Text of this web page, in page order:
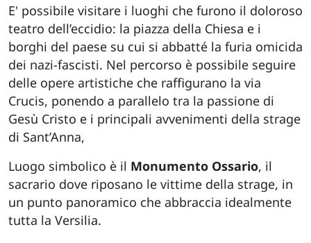
E' possibile visitare i luoghi che furono il doloroso
teatro dell’eccidio: la piazza della Chiesa e i
borghi del paese su cui si abbatté la furia omicida
dei nazi-fascisti. Nel percorso è possibile seguire
delle opere artistiche che raffigurano la via
Crucis, ponendo a parallelo tra la passione di
Gesù Cristo e i principali avvenimenti della strage
di Sant’Anna,
Luogo simbolico è il Monumento Ossario, il
sacrario dove riposano le vittime della strage, in
un punto panoramico che abbraccia idealmente
tutta la Versilia.